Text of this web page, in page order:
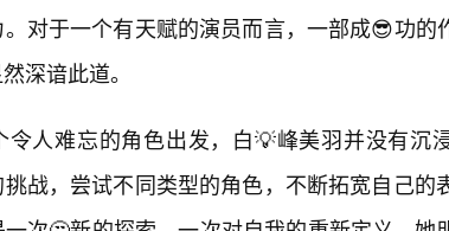
对于一个有天赋的演员而言，一部成😎功的
深谙此道。
令人难忘的角色出发，白💡峰美羽并没有沉
战，尝试不同类型的角色，不断拓宽自己的